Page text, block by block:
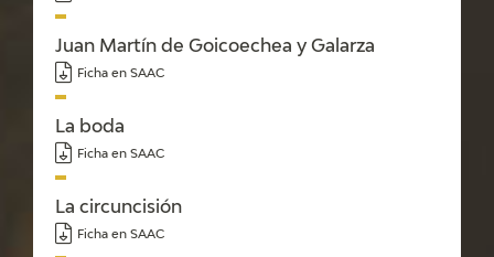
Juan Martín de Goicoechea y Galarza
Ficha en SAAC
La boda
Ficha en SAAC
La circuncisión
Ficha en SAAC